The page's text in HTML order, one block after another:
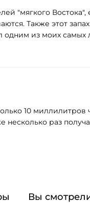
"мягкого
Также этот
одним из моих
10
несколько раз
Вы